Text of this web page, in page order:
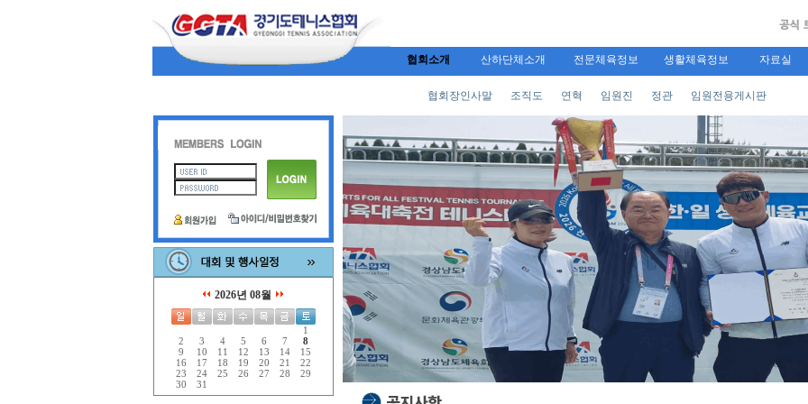
협회소개 산하단체소개 전문체육정보 생활체육정보 자료실
협회장인사말 조직도 연혁 임원진 정관 임원전용게시판
2026년 08월
1
2
3 4 5 6 7
8
9
10 11 12 13 14
15
16
17 18 19 20 21
22
23
24 25 26 27 28
29
30
31